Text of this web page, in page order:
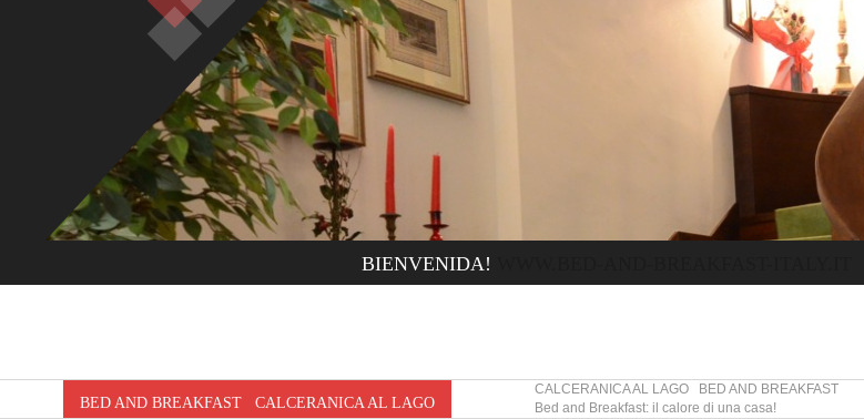
BIENVENIDA!
BED AND BREAKFAST CALCERANICA AL LAGO
CALCERANICA AL LAGO BED AND BREAKFAST
Bed and Breakfast: il calore di una casa!